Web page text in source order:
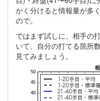
かく分けると情報量が多
ので。
ではまず試しに、相手の
いて、自分の打てる箇所
見てみましょう。